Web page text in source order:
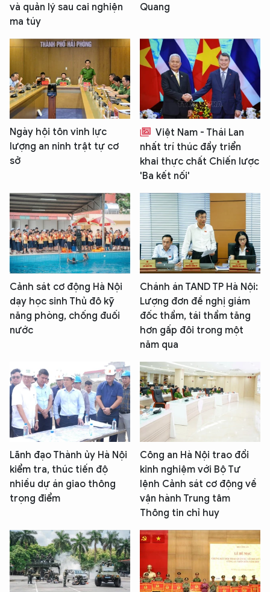
và quản lý sau cai nghiện
ma túy
Quang
Ngày hội tôn vinh lực
lượng an ninh trật tự cơ
sở
Việt Nam - Thái Lan
nhất trí thúc đẩy triển
khai thực chất Chiến lược
'Ba kết nối'
Cảnh sát cơ động Hà Nội
dạy học sinh Thủ đô kỹ
năng phòng, chống đuối
nước
Chánh án TAND TP Hà Nội:
Lượng đơn đề nghị giám
đốc thẩm, tái thẩm tăng
hơn gấp đôi trong một
năm qua
Lãnh đạo Thành ủy Hà Nội
kiểm tra, thúc tiến độ
nhiều dự án giao thông
trọng điểm
Công an Hà Nội trao đổi
kinh nghiệm với Bộ Tư
lệnh Cảnh sát cơ động về
vận hành Trung tâm
Thông tin chỉ huy